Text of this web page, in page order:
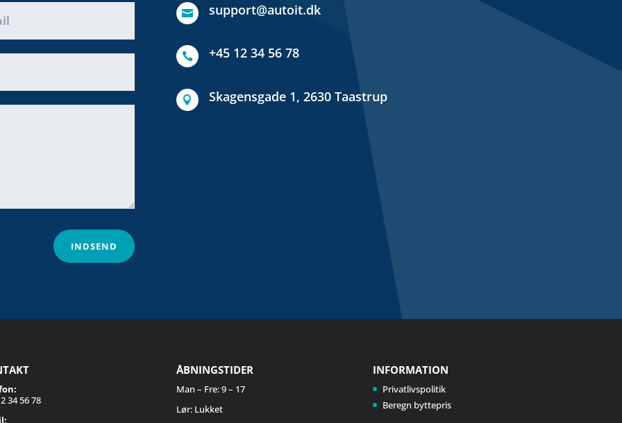
INDSEND
 support@autoit.dk
 +45 12 34 56 78
 Skagensgade 1, 2630 Taastrup
34 56 78
ÅBNINGSTIDER
Man – Fre: 9 – 17
Lør: Lukket
INFORMATION
Privatlivspolitik
Beregn byttepris